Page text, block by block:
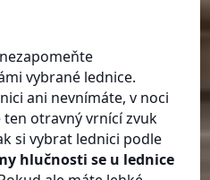
vybrané lednice.
ani nevnímáte, v noci
ten otravný vrnící zvuk
si vybrat lednici podle
hlučnosti se u lednice